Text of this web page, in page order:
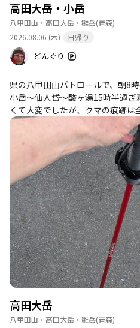
高田大岳・小岳
八甲田山・高田大岳・雛岳(青森)
2026.08.06 (木)
日帰り
どんぐり
県の八甲田山パトロールで、朝8
小岳〜仙人岱〜酸ヶ湯15時半過
くて大変でしたが、クマの痕跡
貴重なランを2種類確認できて花
高田大岳
八甲田山・高田大岳・雛岳(青森)